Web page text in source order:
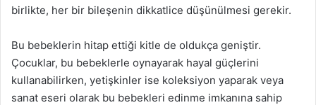
birlikte, her bir bileşenin dikkatlice düşünülmesi gerekir.
Bu bebeklerin hitap ettiği kitle de oldukça geniştir.
Çocuklar, bu bebeklerle oynayarak hayal güçlerini
kullanabilirken, yetişkinler ise koleksiyon yaparak veya
sanat eseri olarak bu bebekleri edinme imkanına sahip